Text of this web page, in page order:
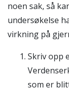
noen sak, så
undersøkelse
virkning på
Skriv opp
som er